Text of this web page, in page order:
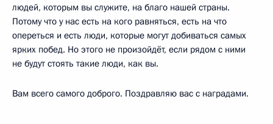
людей, которым вы служите, на благо нашей страны.
Потому что у нас есть на кого равняться, есть на что
опереться и есть люди, которые могут добиваться самых
ярких побед. Но этого не произойдёт, если рядом с ними
не будут стоять такие люди, как вы.
Вам всего самого доброго. Поздравляю вас с наградами.